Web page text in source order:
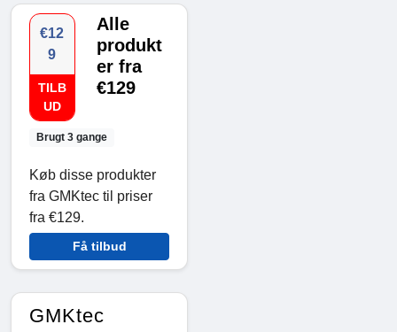
€12
9
TILB
UD
Brugt 3 gange
Alle
produkt
er fra
€129
Køb disse produkter
fra GMKtec til priser
fra €129.
Få tilbud
GMKtec